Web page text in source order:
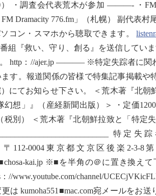
） ・調査会代表荒木が参加 ———- ・
Dramacity 776.fm」（札幌） 副代表村
コン・スマホから聴取できます。
『救い、守り、創る』を送信してい
http：//ajer.jp ———– ※特定失踪者に関
す。報道関係の皆様で特集記事掲載や
にてお知らせ下さい。 ＜荒木著『北朝
幻想」』（産経新聞出版）＞ ・定価
別） ＜荒木著『北朝鮮拉致と「特定
特定
東京都文京区後楽2-3-8第6松
kai.jp ※■を半角の＠に置き換え
//www.youtube.com/channel/
は kumoha551■mac.com宛メールをお